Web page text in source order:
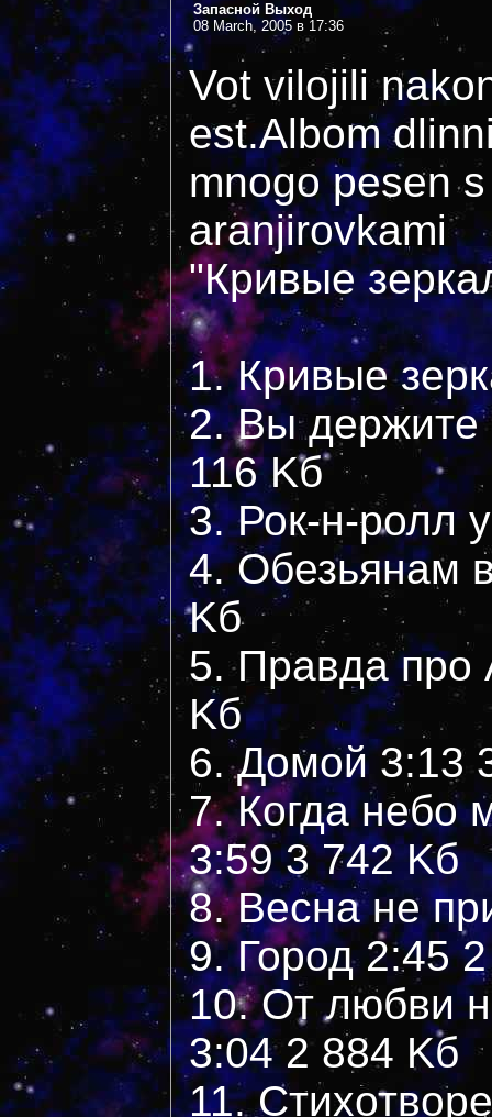
Запасной Выход
08 March, 2005 в 17:36
Vot vilojili
est.Albom
mnogo pesen
aranjirovkami
"Кривые
1. Кривые
2. Вы держите
116 Kб
3. Рок-н-ролл
4. Обезьянам
Kб
5. Правда про
Kб
6. Домой 3:13
7. Когда небо
3:59 3 742 Kб
8. Весна не
9. Город 2:45
10. От любви
3:04 2 884 Kб
11.